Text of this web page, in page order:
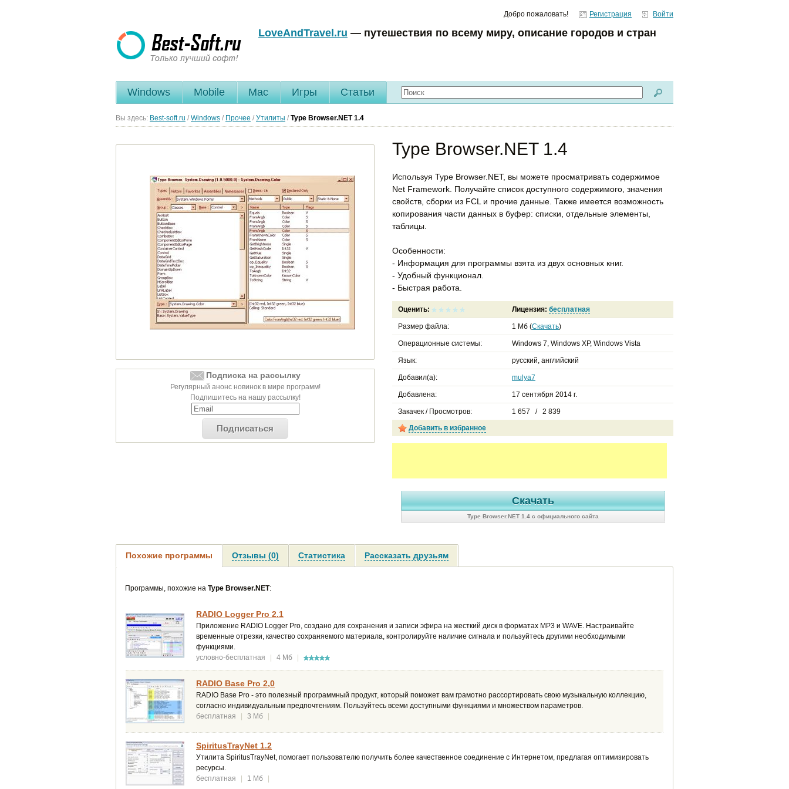
Добро пожаловать! Регистрация Войти
LoveAndTravel.ru — путешествия по всему миру, описание городов и стран
Windows Mobile Mac Игры Статьи
Вы здесь: Best-soft.ru / Windows / Прочее / Утилиты / Type Browser.NET 1.4
Подписка на рассылку
Регулярный анонс новинок в мире программ!
Подпишитесь на нашу рассылку!
Подписаться
Type Browser.NET 1.4
Используя Type Browser.NET, вы можете просматривать содержимое
Net Framework. Получайте список доступного содержимого, значения
свойств, сборки из FCL и прочие данные. Также имеется возможность
копирования части данных в буфер: списки, отдельные элементы,
таблицы.
Особенности:
- Информация для программы взята из двух основных книг.
- Удобный функционал.
- Быстрая работа.
Оценить: Лицензия: бесплатная
Размер файла: 1 Мб (Скачать)
Операционные системы: Windows 7, Windows XP, Windows Vista
Язык: русский, английский
Добавил(а): mulya7
Добавлена: 17 сентября 2014 г.
Закачек / Просмотров:
1 657 / 2 839
Добавить в избранное
Скачать
Type Browser.NET 1.4 с официального сайта
Похожие программы Отзывы (0) Статистика Рассказать друзьям
Программы, похожие на Type Browser.NET:
RADIO Logger Pro 2.1
Приложение RADIO Logger Pro, создано для сохранения и записи эфира на жесткий диск в форматах MP3 и WAVE. Настраивайте
временные отрезки, качество сохраняемого материала, контролируйте наличие сигнала и пользуйтесь другими необходимыми
функциями.
условно-бесплатная
| 4 Мб |
RADIO Base Pro 2,0
RADIO Base Pro - это полезный программный продукт, который поможет вам грамотно рассортировать свою музыкальную коллекцию,
согласно индивидуальным предпочтениям. Пользуйтесь всеми доступными функциями и множеством параметров.
бесплатная
| 3 Мб |
SpiritusTrayNet 1.2
Утилита SpiritusTrayNet, помогает пользователю получить более качественное соединение с Интернетом, предлагая оптимизировать
ресурсы.
бесплатная
| 1 Мб |